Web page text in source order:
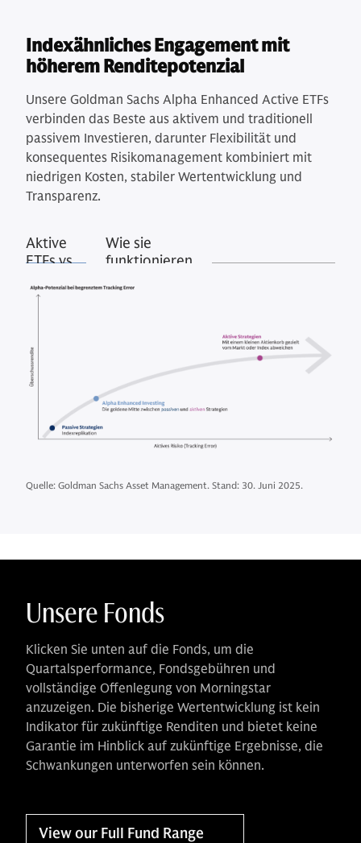
Indexähnliches Engagement mit
höherem Renditepotenzial
Unsere Goldman Sachs Alpha Enhanced Active ETFs
verbinden das Beste aus aktivem und traditionell
passivem Investieren, darunter Flexibilität und
konsequentes Risikomanagement kombiniert mit
niedrigen Kosten, stabiler Wertentwicklung und
Transparenz.
Aktive
ETFs vs.
ETFs
Wie sie
funktionieren
Quelle: Goldman Sachs Asset Management. Stand: 30. Juni 2025.
Unsere Fonds
Klicken Sie unten auf die Fonds, um die
Quartalsperformance, Fondsgebühren und
vollständige Offenlegung von Morningstar
anzuzeigen. Die bisherige Wertentwicklung ist kein
Indikator für zukünftige Renditen und bietet keine
Garantie im Hinblick auf zukünftige Ergebnisse, die
Schwankungen unterworfen sein können.
View our Full Fund Range